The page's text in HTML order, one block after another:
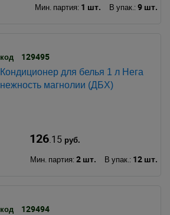
Мин. партия: 1 шт. В упак.: 9 шт.
код 129495
Кондиционер для белья 1 л Нега
нежность магнолии (ДБХ)
126.15руб.
Мин. партия: 2 шт. В упак.: 12 шт.
код 129494